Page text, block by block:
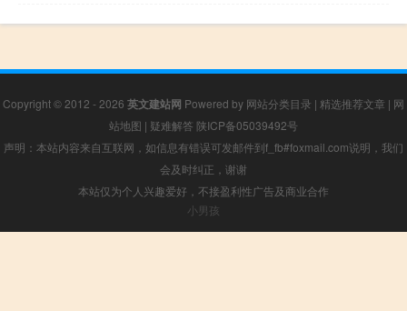
Copyright © 2012 - 2026 英文建站网 Powered by 网站分类目录 | 精选推荐文章 | 网
站地图 | 疑难解答 陕ICP备05039492号
声明：本站内容来自互联网，如信息有错误可发邮件到f_fb#foxmail.com说明，我们
会及时纠正，谢谢
本站仅为个人兴趣爱好，不接盈利性广告及商业合作
小男孩